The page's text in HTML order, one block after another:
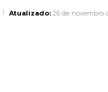
Atualizado: 26 de novembro